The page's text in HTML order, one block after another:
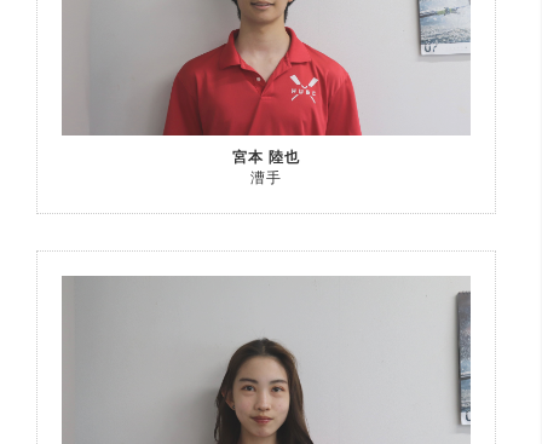
宮本 陸也
漕手